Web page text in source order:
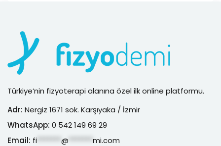
Türkiye’nin fizyoterapi alanına özel ilk online platformu.
Adr: Nergiz 1671 sok. Karşıyaka / İzmir
WhatsApp: 0 542 149 69 29
Email: fi @ mi.com